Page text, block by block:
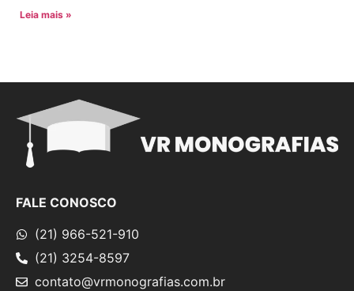
Leia mais »
FALE CONOSCO
(21) 966-521-910
(21) 3254-8597
contato@vrmonografias.com.br